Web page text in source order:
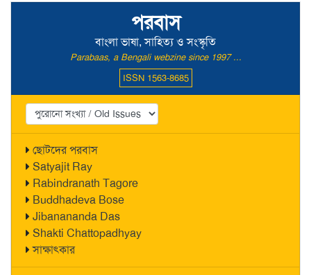
পরবাস
বাংলা ভাষা, সাহিত্য ও সংস্কৃতি
Parabaas, a Bengali webzine since 1997 ...
ISSN 1563-8685
ছোটদের পরবাস
Satyajit Ray
Rabindranath Tagore
Buddhadeva Bose
Jibanananda Das
Shakti Chattopadhyay
সাক্ষাৎকার